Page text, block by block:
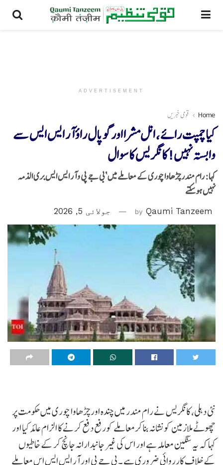
ADVERTISEMENT
Home قومی خبریں
کیا چمپت رائے ، انل مشرا اور گوپال راؤ آر ایس ایس سے
وابستہ نہیں!کانگریس کا سوال
کہا: رام مندر چڑھاوا چوری کے معاملے میں ‘بی جے پی و آر ایس ایس بری الذمہ
نہیں ہوسکتے
by Qaumi Tanzeem جولائی 5, 2026
نئی دہلی، کانگریس نے رام مندر میں چندہ اور چڑھاوا چوری میں حکومت پر
چھوٹے ملازمین کو نشانہ بنا کرمعاملے کورفع دفع کرنے کا الزام عائد کیا اور
کہا کہ یہ سنگین معاملہ ہے اور اس کی غیر جانبدارانہ جانچ کر کے خاطیوں
کے خلاف کارروائی ضروری ہے ۔ بی جے پی اور آر ایس ایس اس معاملے